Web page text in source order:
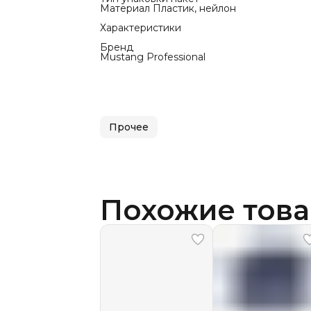
Материал Пластик, нейлон
Характеристики
Бренд
Mustang Professional
Прочее
Похожие